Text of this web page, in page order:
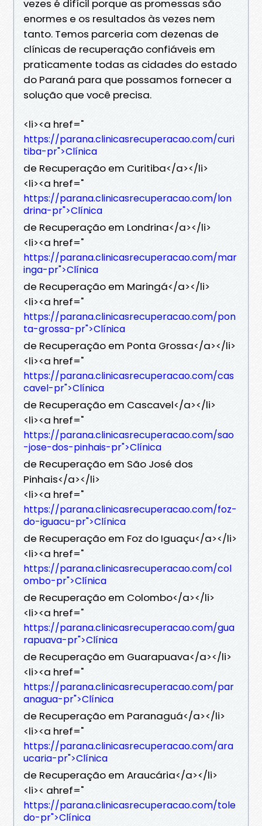
vezes é difícil porque as promessas são
enormes e os resultados às vezes nem
tanto. Temos parceria com dezenas de
clínicas de recuperação confiáveis ​​em
praticamente todas as cidades do estado
do Paraná para que possamos fornecer a
solução que você precisa.
<li><a href="
https://parana.clinicasrecuperacao.com/curi
tiba-pr">Clínica
de Recuperação em Curitiba</a></li>
<li><a href="
https://parana.clinicasrecuperacao.com/lon
drina-pr">Clínica
de Recuperação em Londrina</a></li>
<li><a href="
https://parana.clinicasrecuperacao.com/mar
inga-pr">Clínica
de Recuperação em Maringá</a></li>
<li><a href="
https://parana.clinicasrecuperacao.com/pon
ta-grossa-pr">Clínica
de Recuperação em Ponta Grossa</a></li>
<li><a href="
https://parana.clinicasrecuperacao.com/cas
cavel-pr">Clínica
de Recuperação em Cascavel</a></li>
<li><a href="
https://parana.clinicasrecuperacao.com/sao
-jose-dos-pinhais-pr">Clínica
de Recuperação em São José dos
Pinhais</a></li>
<li><a href="
https://parana.clinicasrecuperacao.com/foz-
do-iguacu-pr">Clínica
de Recuperação em Foz do Iguaçu</a></li>
<li><a href="
https://parana.clinicasrecuperacao.com/col
ombo-pr">Clínica
de Recuperação em Colombo</a></li>
<li><a href="
https://parana.clinicasrecuperacao.com/gua
rapuava-pr">Clínica
de Recuperação em Guarapuava</a></li>
<li><a href="
https://parana.clinicasrecuperacao.com/par
anagua-pr">Clínica
de Recuperação em Paranaguá</a></li>
<li><a href="
https://parana.clinicasrecuperacao.com/ara
ucaria-pr">Clínica
de Recuperação em Araucária</a></li>
<li>< ahref="
https://parana.clinicasrecuperacao.com/tole
do-pr">Clínica